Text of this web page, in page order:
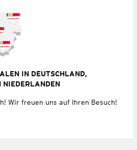
IN DEUTSCHLAND,
NIEDERLANDEN
Wir freuen uns auf Ihren Besuch!